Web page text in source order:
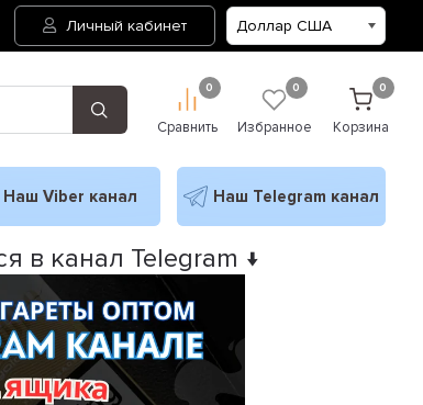
Личный кабинет
0
Сравнить
0
Избранное
0
Корзина
Наш Viber канал Наш Telegram канал
в канал Telegram ↓